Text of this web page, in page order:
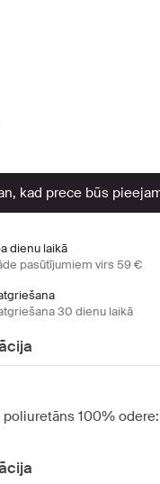
kad prece būs
dienu laikā
pasūtījumiem virs 59 €
30 dienu laikā
poliuretāns 100%